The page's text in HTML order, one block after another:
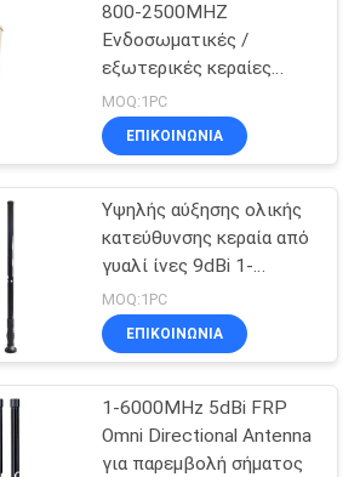
800-2500MHZ
Ενδοσωματικές /
εξωτερικές κεραίες
κεραίας
MOQ:1PC
ΕΠΙΚΟΙΝΩΝΊΑ
Υψηλής αύξησης ολικής
κατεύθυνσης κεραία από
γυαλί ίνες 9dBi 1-
6000MHz τύπου N
MOQ:1PC
ΕΠΙΚΟΙΝΩΝΊΑ
1-6000MHz 5dBi FRP
Omni Directional Antenna
για παρεμβολή σήματος